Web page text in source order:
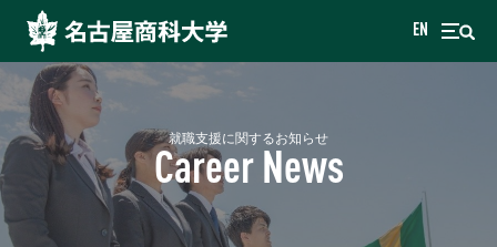
EN
就職支援に関するお知らせ
Career News